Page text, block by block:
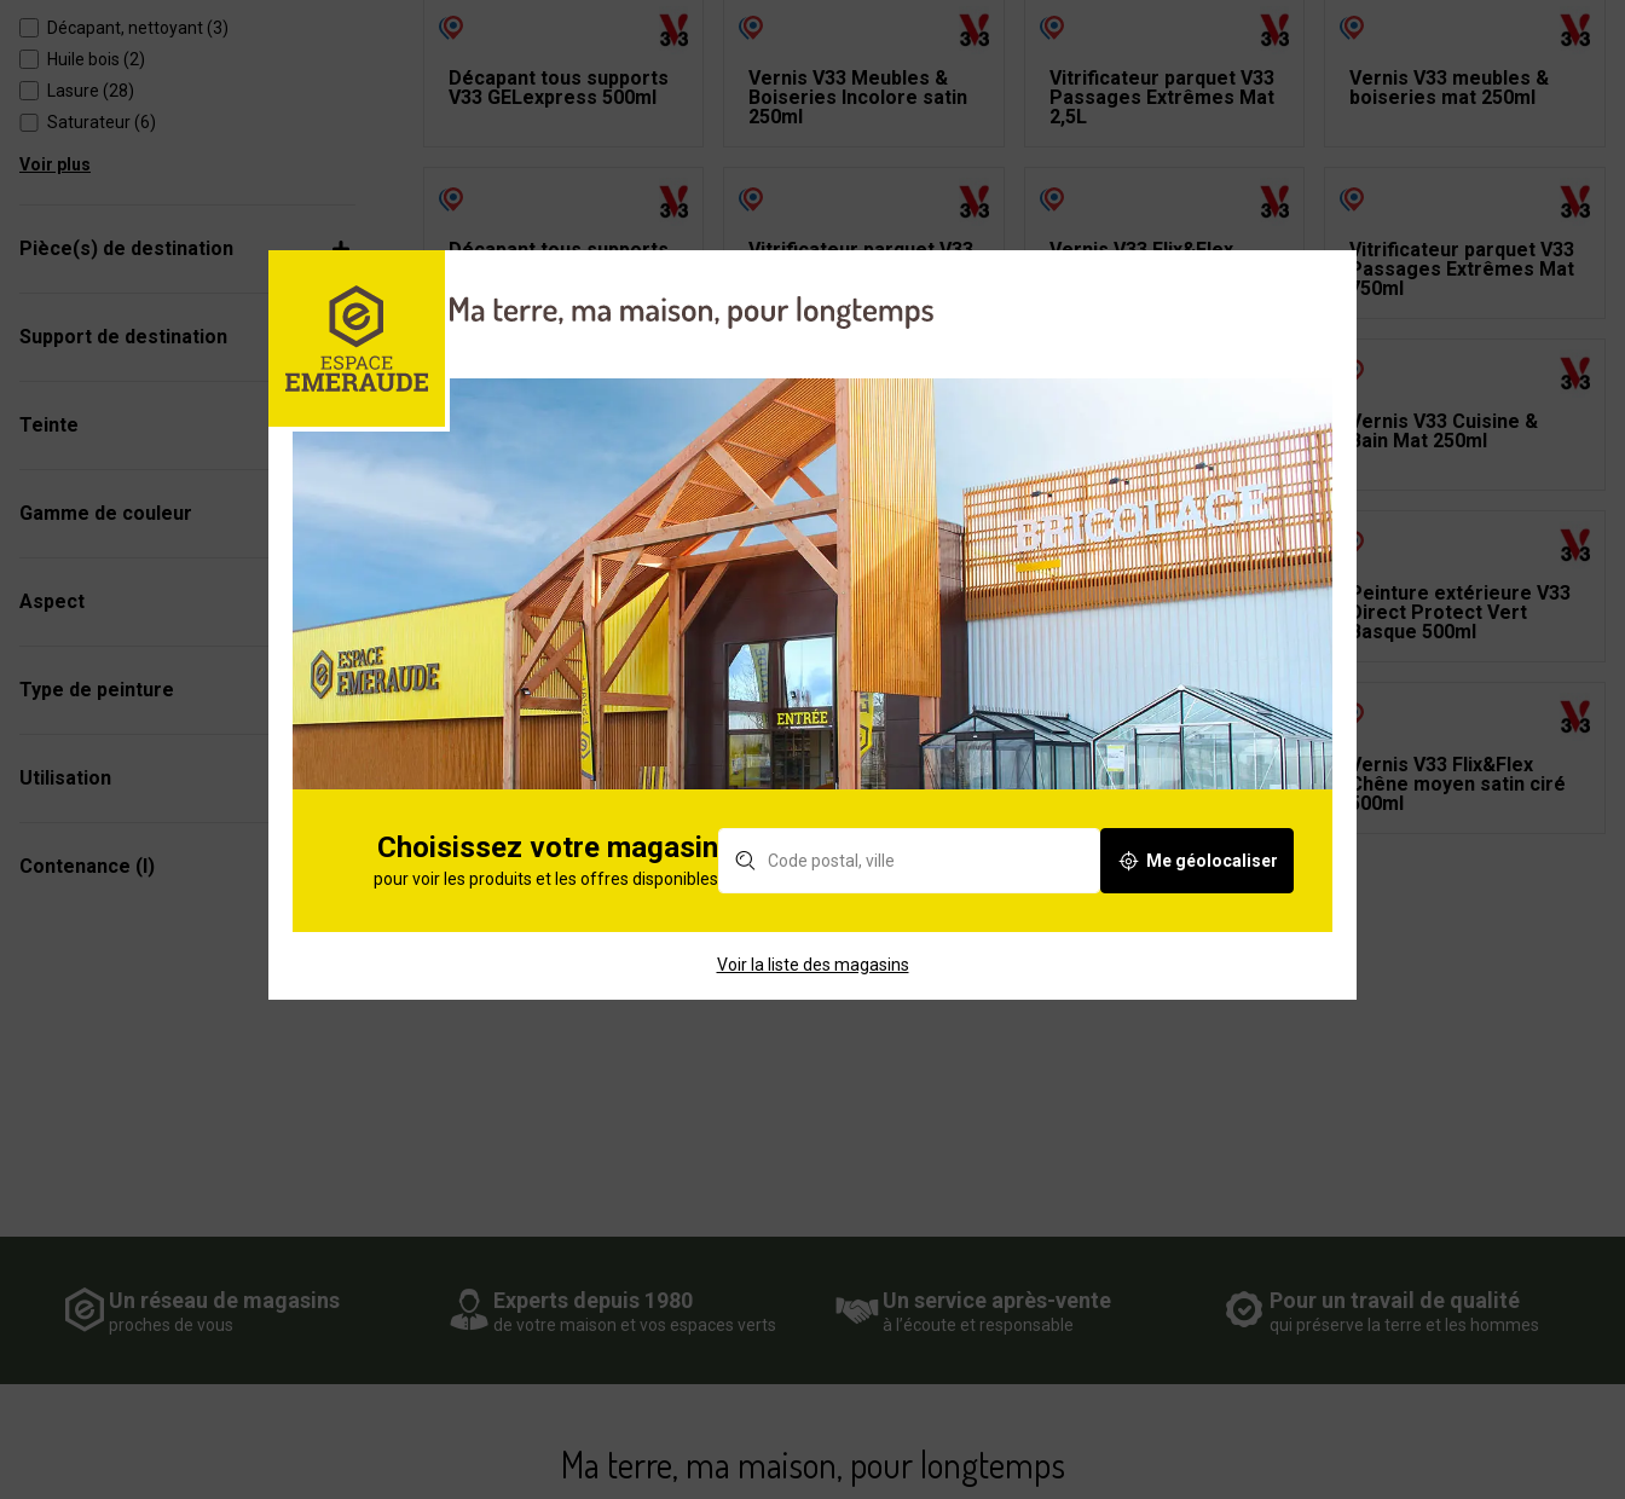
Décapant, nettoyant (3)
Huile bois (2)
Lasure (28)
Saturateur (6)
Voir plus
Pièce(s) de destination
Support de destination
Teinte
Gamme de couleur
Aspect
Type de peinture
Utilisation
Contenance (l)
Décapant tous supports
V33 GELexpress 500ml
Vernis V33 Meubles &
Boiseries Incolore satin
250ml
Vitrificateur parquet V33
Passages Extrêmes Mat
2,5L
Vernis V33 meubles &
boiseries mat 250ml
Décapant tous supports
Vitrificateur parquet V33
Vernis V33 Flix&Flex
Vitrificateur parquet V33
Passages Extrêmes Mat
750ml
Vernis V33 boiseries
brillant reflet 0,5L
Passages Extrêmes
Satin 2,5L
Vernis V33 Cuisine &
Bain Mat 250ml
Vernis V33 Flix&Flex
Chêne clair satin ciré
Vernis V33 Meubles &
Boiseries 250ml Chêne
doré satin 250ml
Vernis V33 Meubles &
Boiseries 250ml Chêne
Peinture extérieure V33
Direct Protect Vert
Basque 500ml
Vernis V33 Flix&Flex
Chêne doré satin ciré
Vernis V33 Cuisine &
Bain Brillant 250ml
Vernis V33 Flix&Flex
Chêne moyen satin ciré
Vernis V33 Flix&Flex
Chêne moyen satin ciré
500ml
Un réseau de magasins
proches de vous
Experts depuis 1980
de votre maison et vos espaces verts
Un service après-vente
à l’écoute et responsable
Pour un travail de qualité
qui préserve la terre et les hommes
Ma terre, ma maison, pour longtemps
Choisissez votre magasin
pour voir les produits et les offres disponibles
Me géolocaliser
Voir la liste des magasins